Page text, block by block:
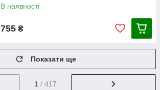
В наявності
755 ₴
Показати ще
1 / 417